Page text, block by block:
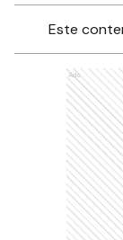
Este
Ads